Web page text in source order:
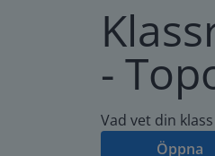
-
Vad vet din
Öppna